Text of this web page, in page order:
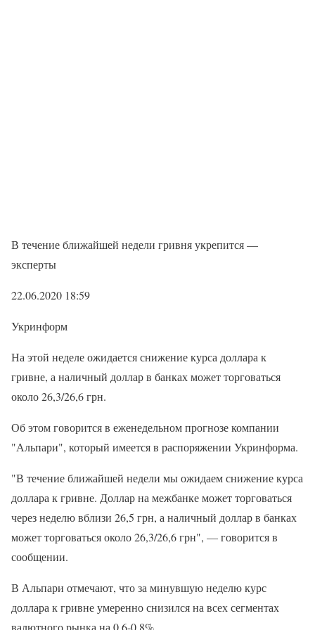
В течение ближайшей недели гривня укрепится —
эксперты
22.06.2020 18:59
Укринформ
На этой неделе ожидается снижение курса доллара к
гривне, а наличный доллар в банках может торговаться
около 26,3/26,6 грн.
Об этом говорится в еженедельном прогнозе компании
"Альпари", который имеется в распоряжении Укринформа.
"В течение ближайшей недели мы ожидаем снижение курса
доллара к гривне. Доллар на межбанке может торговаться
через неделю вблизи 26,5 грн, а наличный доллар в банках
может торговаться около 26,3/26,6 грн", — говорится в
сообщении.
В Альпари отмечают, что за минувшую неделю курс
доллара к гривне умеренно снизился на всех сегментах
валютного рынка на 0,6-0,8%.